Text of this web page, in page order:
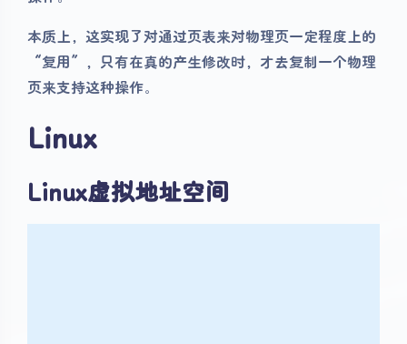
本质上，这实现了对通过页表来对物理页一定程度上的
“复用”，只有在真的产生修改时，才去复制一个物理
页来支持这种操作。
Linux
Linux虚拟地址空间